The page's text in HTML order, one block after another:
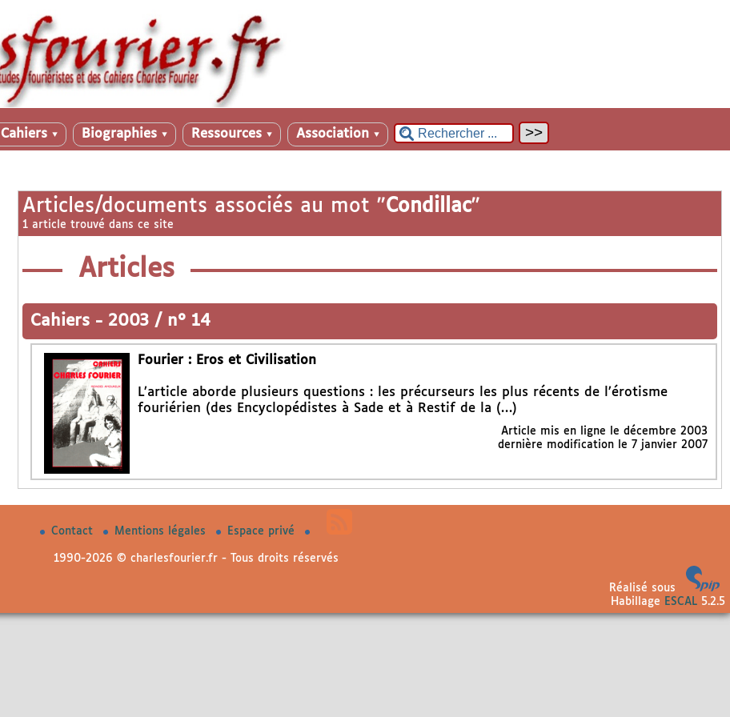
Cahiers ▼ Biographies ▼ Ressources ▼ Association ▼
Articles/documents associés au mot "Condillac"
1 article trouvé dans ce site
Articles
Cahiers - 2003 / n° 14
Fourier : Eros et Civilisation
L’article aborde plusieurs questions : les précurseurs les plus récents de l’érotisme
fouriérien (des Encyclopédistes à Sade et à Restif de la (…)
Article mis en ligne le décembre 2003
dernière modification le 7 janvier 2007
Contact Mentions légales Espace privé
1990-2026 © charlesfourier.fr - Tous droits réservés
Réalisé sous
Habillage
ESCAL5.2.5